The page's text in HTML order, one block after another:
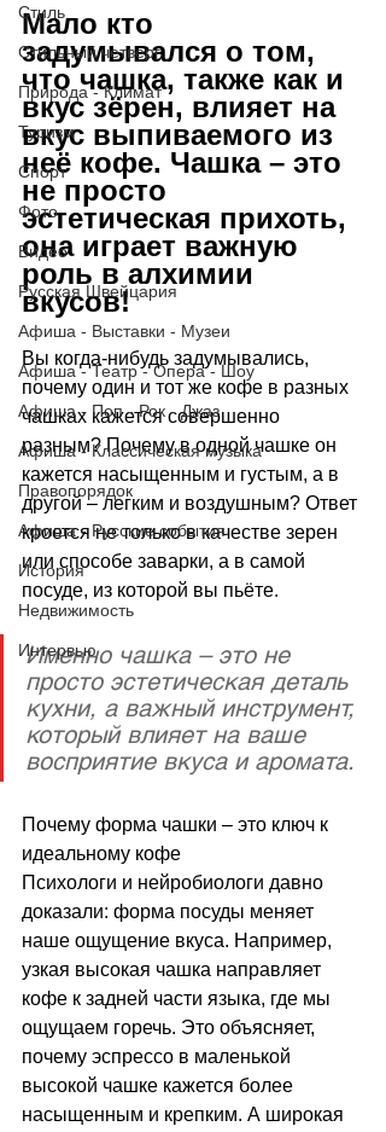
Стиль
Стильный четверг
Природа - Климат
Туризм
Спорт
Фото
Видео
Русская Швейцария
Афиша - Выставки - Музеи
Афиша - Театр - Опера - Шоу
Афиша - Поп - Рок - Джаз
Афиша - Классическая музыка
Правопорядок
Афиша - Русские события
История
Недвижимость
Интервью
Мало кто
задумывался о том,
что чашка, также как и
вкус зёрен, влияет на
вкус выпиваемого из
неё кофе. Чашка – это
не просто
эстетическая прихоть,
она играет важную
роль в алхимии
вкусов!
Вы когда-нибудь задумывались,
почему один и тот же кофе в разных
чашках кажется совершенно
разным? Почему в одной чашке он
кажется насыщенным и густым, а в
другой – легким и воздушным? Ответ
кроется не только в качестве зерен
или способе заварки, а в самой
посуде, из которой вы пьёте.
Именно чашка – это не
просто эстетическая деталь
кухни, а важный инструмент,
который влияет на ваше
восприятие вкуса и аромата.
Почему форма чашки – это ключ к
идеальному кофе
Психологи и нейробиологи давно
доказали: форма посуды меняет
наше ощущение вкуса. Например,
узкая высокая чашка направляет
кофе к задней части языка, где мы
ощущаем горечь. Это объясняет,
почему эспрессо в маленькой
высокой чашке кажется более
насыщенным и крепким. А широкая